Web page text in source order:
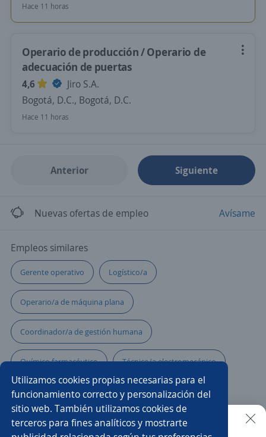
Utilizamos cookies propias necesarias para el
funcionamiento correcto y personalización del
sitio web. También utilizamos cookies de
terceros para fines analíticos y mostrarte
Hace 11 horas
Operario de producción / Operario de
adecuación de puertas
4,6
Jiro S.A.
Bogotá, D.C., Bogotá, D.C.
Hace 11 horas
Anterior Siguiente
Nuevas ofertas de empleo Avísame
Empleos similares
Gerente operativo Logístico/a
Operario/a de máquina plana
Coordinador/a de gestión humana
Químico farmacéutico Técnico/a electromecánico
Operario/a de carga y descarga Auxiliar en obra
Auxiliar de producción Analista de gestión humana